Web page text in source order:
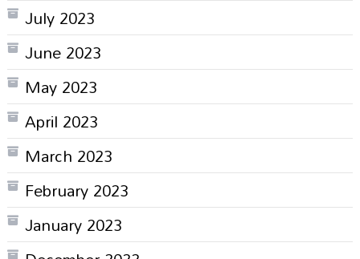
July 2023
June 2023
May 2023
April 2023
March 2023
February 2023
January 2023